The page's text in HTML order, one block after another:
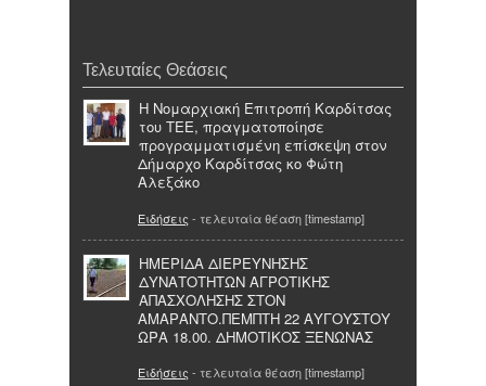
Τελευταίες Θεάσεις
Η Νομαρχιακή Επιτροπή Καρδίτσας
του ΤΕΕ, πραγματοποίησε
προγραμματισμένη επίσκεψη στον
Δήμαρχο Καρδίτσας κο Φώτη
Αλεξάκο
Ειδήσεις - τελευταία θέαση [timestamp]
ΗΜΕΡΙΔΑ ΔΙΕΡΕΥΝΗΣΗΣ
ΔΥΝΑΤΟΤΗΤΩΝ ΑΓΡΟΤΙΚΗΣ
ΑΠΑΣΧΟΛΗΣΗΣ ΣΤΟΝ
ΑΜΑΡΑΝΤΟ.ΠΕΜΠΤΗ 22 ΑΥΓΟΥΣΤΟΥ
ΩΡΑ 18.00. ΔΗΜΟΤΙΚΟΣ ΞΕΝΩΝΑΣ
Ειδήσεις - τελευταία θέαση [timestamp]